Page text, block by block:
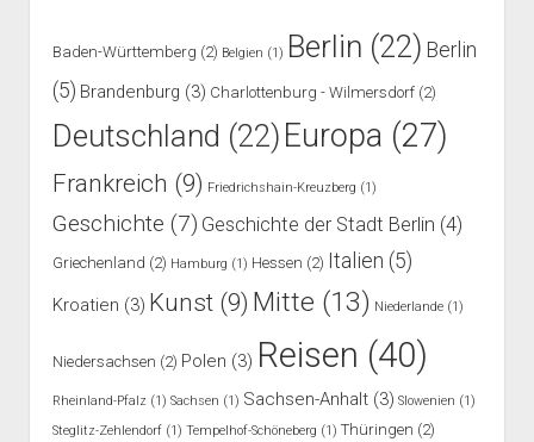
Baden-Württemberg (2) Belgien (1) Berlin (22) Berlin
(5) Brandenburg (3) Charlottenburg - Wilmersdorf(2)
Deutschland (22) Europa (27)
Frankreich (9) Friedrichshain-Kreuzberg (1)
Geschichte (7) Geschichte der Stadt Berlin (4)
Griechenland (2) Hamburg (1) Hessen (2) Italien (5)
Kroatien (3) Kunst(9) Mitte (13) Niederlande(1)
Niedersachsen (2) Polen (3) Reisen (40)
Rheinland-Pfalz(1) Sachsen (1) Sachsen-Anhalt(3) Slowenien (1)
Steglitz-Zehlendorf (1) Tempelhof-Schöneberg (1) Thüringen (2)